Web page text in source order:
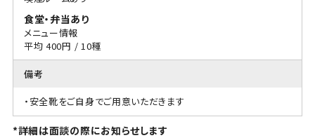
食堂・弁当あり
メニュー情報
平均 400円 / 10種
備考
・安全靴をご自身でご用意いただきます
*詳細は面談の際にお知らせします